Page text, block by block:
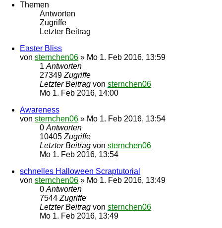
Themen
Antworten
Zugriffe
Letzter Beitrag
Easter Bliss
von sternchen06 » Mo 1. Feb 2016, 13:59
1 Antworten
27349 Zugriffe
Letzter Beitrag von sternchen06
Mo 1. Feb 2016, 14:00
Awareness
von sternchen06 » Mo 1. Feb 2016, 13:54
0 Antworten
10405 Zugriffe
Letzter Beitrag von sternchen06
Mo 1. Feb 2016, 13:54
schnelles Halloween Scraptutorial
von sternchen06 » Mo 1. Feb 2016, 13:49
0 Antworten
7544 Zugriffe
Letzter Beitrag von sternchen06
Mo 1. Feb 2016, 13:49